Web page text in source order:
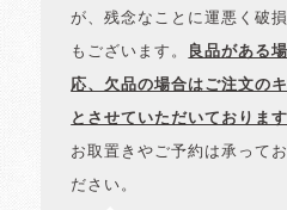
が、残念なことに運悪く破
もございます。 良品がある
応、欠品の場合はご注文の
とさせていただいております
お取置きやご予約は承って
ださい。